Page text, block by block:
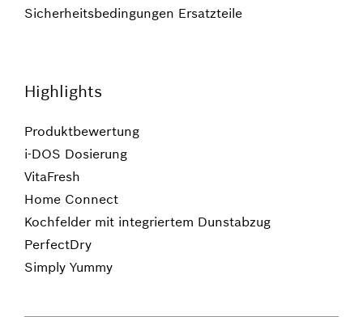
Sicherheitsbedingungen Ersatzteile
Highlights
Produktbewertung
i-DOS Dosierung
VitaFresh
Home Connect
Kochfelder mit integriertem Dunstabzug
PerfectDry
Simply Yummy